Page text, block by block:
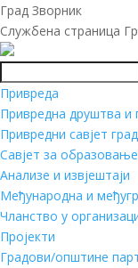
Град Зворник
Службена страница
Привреда
Привредна друштва и
Привредни савјет
Савјет за
Анализе и извјештаји
Међународна и
Чланство у
Пројекти
Градови/општине